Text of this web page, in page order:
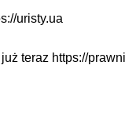
uristy.ua
teraz https://